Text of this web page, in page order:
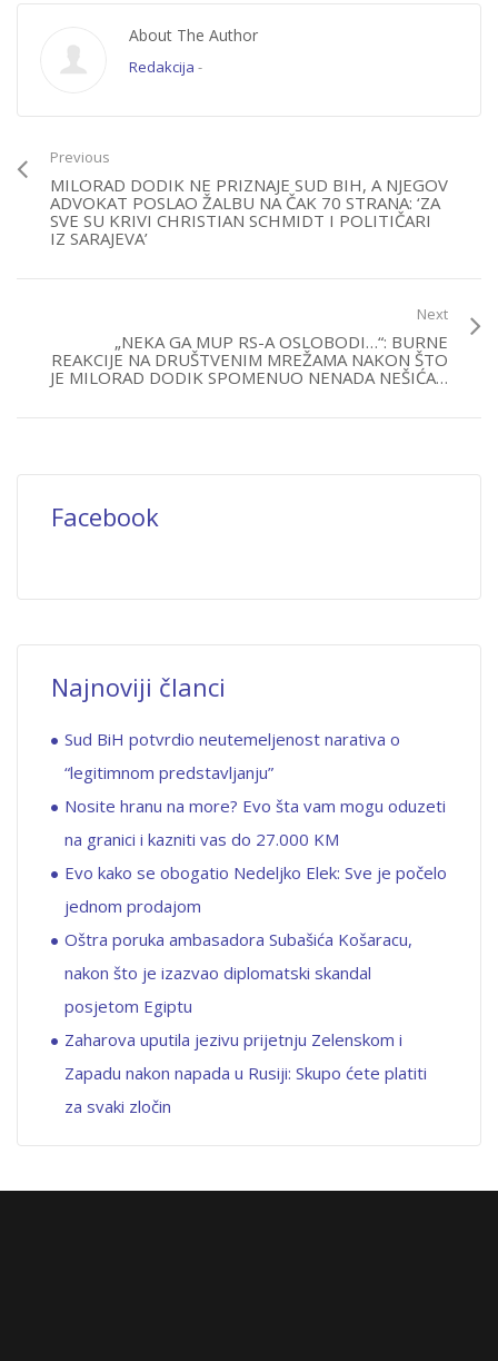
About The Author
Redakcija -
Previous
MILORAD DODIK NE PRIZNAJE SUD BIH, A NJEGOV
ADVOKAT POSLAO ŽALBU NA ČAK 70 STRANA: ‘ZA
SVE SU KRIVI CHRISTIAN SCHMIDT I POLITIČARI
IZ SARAJEVA’
Next
„NEKA GA MUP RS-A OSLOBODI…“: BURNE
REAKCIJE NA DRUŠTVENIM MREŽAMA NAKON ŠTO
JE MILORAD DODIK SPOMENUO NENADA NEŠIĆA…
Facebook
Najnoviji članci
Sud BiH potvrdio neutemeljenost narativa o
“legitimnom predstavljanju”
Nosite hranu na more? Evo šta vam mogu oduzeti
na granici i kazniti vas do 27.000 KM
Evo kako se obogatio Nedeljko Elek: Sve je počelo
jednom prodajom
Oštra poruka ambasadora Subašića Košaracu,
nakon što je izazvao diplomatski skandal
posjetom Egiptu
Zaharova uputila jezivu prijetnju Zelenskom i
Zapadu nakon napada u Rusiji: Skupo ćete platiti
za svaki zločin